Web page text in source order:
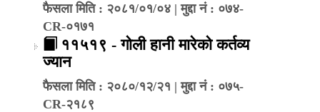
फैसला मिति : २०८१/०१/०४ | मुद्दा नं : ०७४-
CR-०१७१
११५१९ - गोली हानी मारेको कर्तव्य
ज्यान
फैसला मिति : २०८०/१२/२१ | मुद्दा नं : ०७५-
CR-२१८९